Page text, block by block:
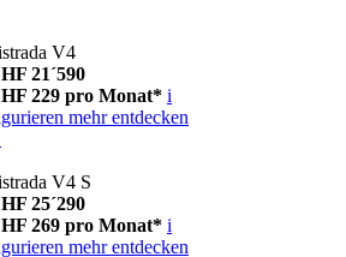
V4
21´590
229 pro Monat* i
mehr entdecken
V4 S
25´290
269 pro Monat* i
mehr entdecken